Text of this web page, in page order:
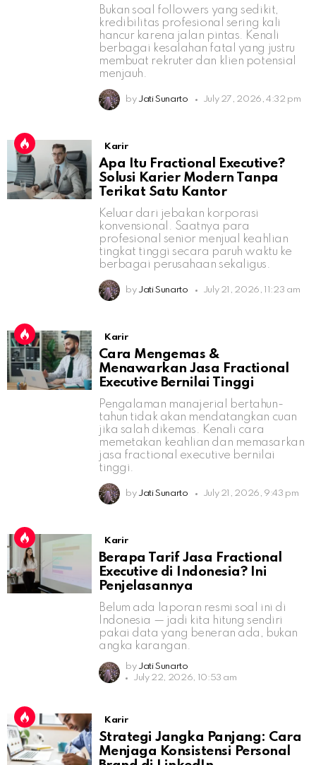
Bukan soal followers yang sedikit,
kredibilitas profesional sering kali
hancur karena jalan pintas. Kenali
berbagai kesalahan fatal yang justru
membuat rekruter dan klien potensial
menjauh.
by Jati Sunarto July 27, 2026, 4:32 pm
Karir
Apa Itu Fractional Executive?
Solusi Karier Modern Tanpa
Terikat Satu Kantor
Keluar dari jebakan korporasi
konvensional. Saatnya para
profesional senior menjual keahlian
tingkat tinggi secara paruh waktu ke
berbagai perusahaan sekaligus.
by Jati Sunarto July 21, 2026, 11:23 am
Karir
Cara Mengemas &
Menawarkan Jasa Fractional
Executive Bernilai Tinggi
Pengalaman manajerial bertahun-
tahun tidak akan mendatangkan cuan
jika salah dikemas. Kenali cara
memetakan keahlian dan memasarkan
jasa fractional executive bernilai
tinggi.
by Jati Sunarto July 21, 2026, 9:43 pm
Karir
Berapa Tarif Jasa Fractional
Executive di Indonesia? Ini
Penjelasannya
Belum ada laporan resmi soal ini di
Indonesia — jadi kita hitung sendiri
pakai data yang beneran ada, bukan
angka karangan.
by Jati Sunarto
July 22, 2026, 10:53 am
Karir
Strategi Jangka Panjang: Cara
Menjaga Konsistensi Personal